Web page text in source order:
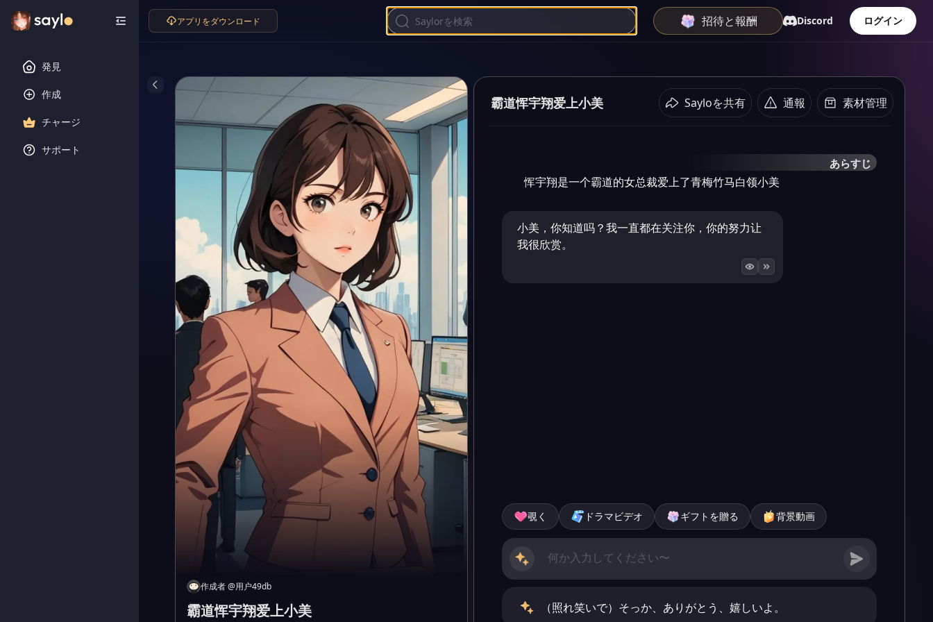
発見
作成
チャージ
サポート
アプリをダウンロード 招待と報酬 Discord ログイン
作成者@用户49db
霸道恽宇翔爱上小美
霸道恽宇翔爱上小美 Sayloを共有 通報 素材管理
あらすじ
恽宇翔是一个霸道的女总裁爱上了青梅竹马白领小美
小美，你知道吗？我一直都在关注你，你的努力让
我很欣赏。
覗く ドラマビデオ ギフトを贈る 背景動画
（照れ笑いで）そっか、ありがとう、嬉しいよ。